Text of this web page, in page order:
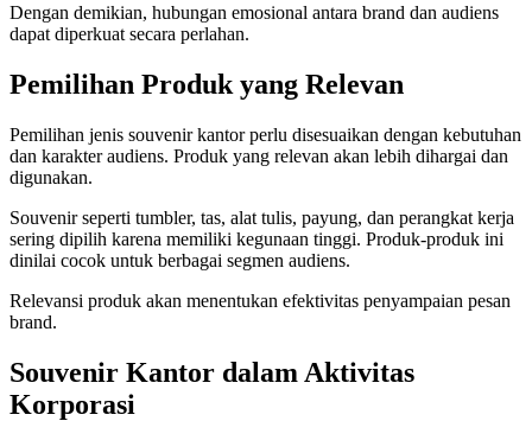
Dengan demikian, hubungan emosional antara brand dan audiens
dapat diperkuat secara perlahan.
Pemilihan Produk yang Relevan
Pemilihan jenis souvenir kantor perlu disesuaikan dengan kebutuhan
dan karakter audiens. Produk yang relevan akan lebih dihargai dan
digunakan.
Souvenir seperti tumbler, tas, alat tulis, payung, dan perangkat kerja
sering dipilih karena memiliki kegunaan tinggi. Produk-produk ini
dinilai cocok untuk berbagai segmen audiens.
Relevansi produk akan menentukan efektivitas penyampaian pesan
brand.
Souvenir Kantor dalam Aktivitas
Korporasi